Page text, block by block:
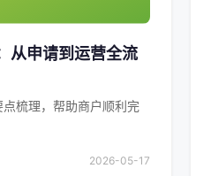
从申请到运营全流
梳理，帮助商户顺利完
2026-05-17